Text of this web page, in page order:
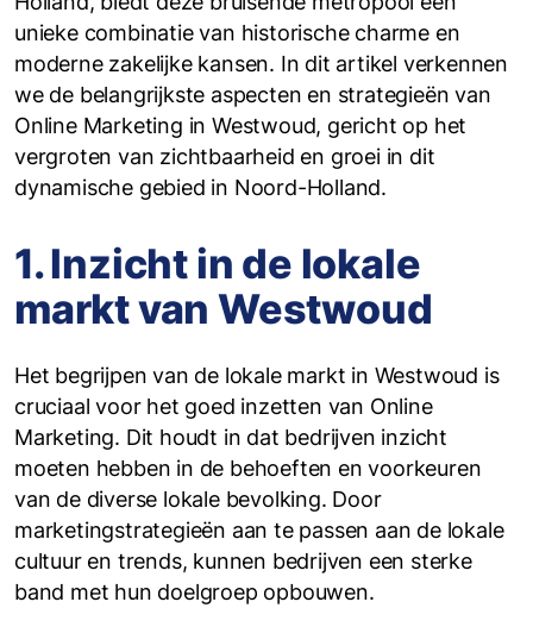
unieke combinatie van historische charme en
moderne zakelijke kansen. In dit artikel verkennen
we de belangrijkste aspecten en strategieën van
Online Marketing in Westwoud, gericht op het
vergroten van zichtbaarheid en groei in dit
dynamische gebied in Noord-Holland.
1. Inzicht in de lokale
markt van Westwoud
Het begrijpen van de lokale markt in Westwoud is
cruciaal voor het goed inzetten van Online
Marketing. Dit houdt in dat bedrijven inzicht
moeten hebben in de behoeften en voorkeuren
van de diverse lokale bevolking. Door
marketingstrategieën aan te passen aan de lokale
cultuur en trends, kunnen bedrijven een sterke
band met hun doelgroep opbouwen.